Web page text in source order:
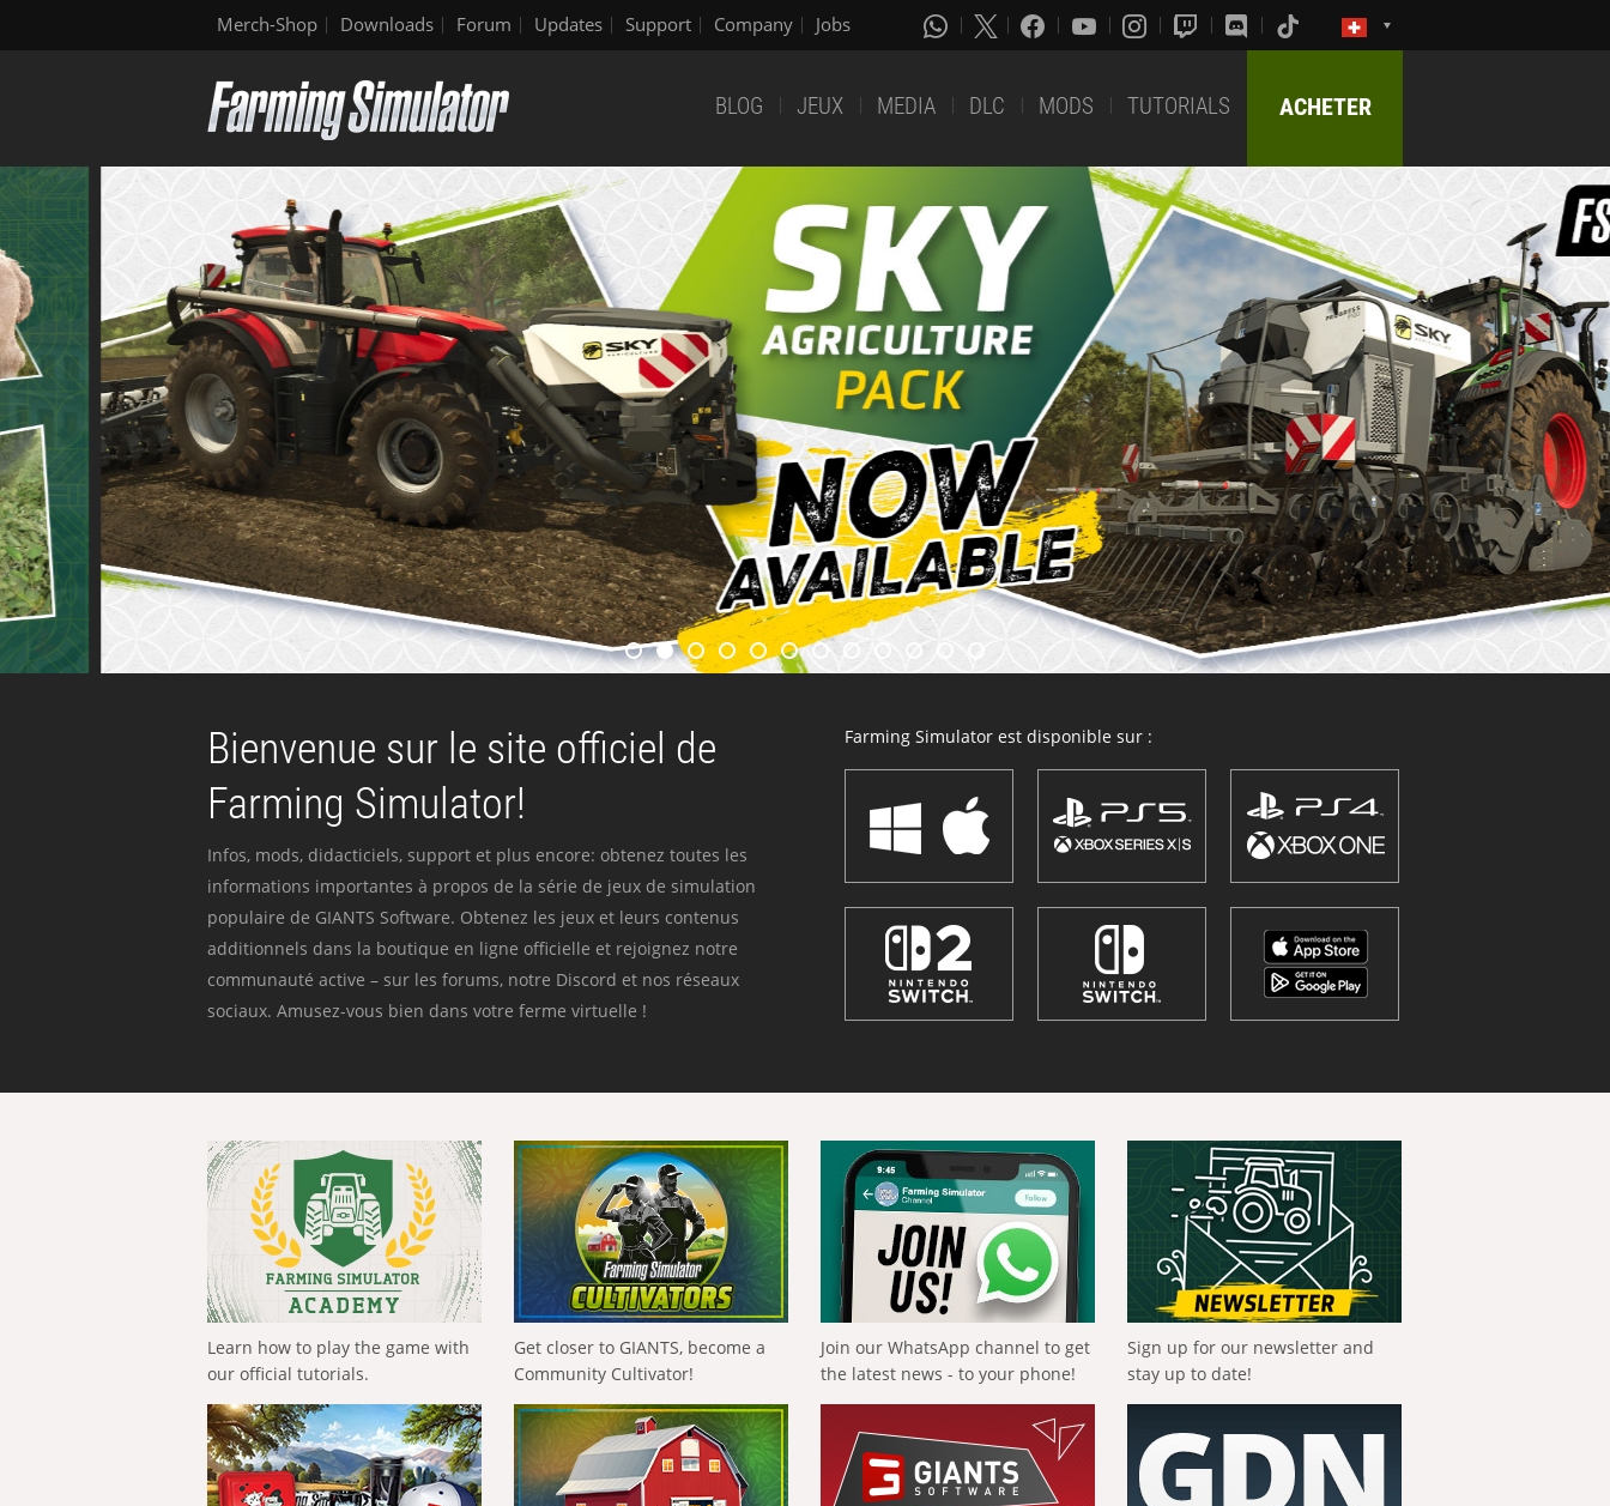
Merch-Shop Downloads Forum Updates Support Company Jobs
BLOG JEUX MEDIA DLC MODS TUTORIALS ACHETER
Bienvenue sur le site officiel de
Farming Simulator!
Infos, mods, didacticiels, support et plus encore: obtenez toutes les
informations importantes à propos de la série de jeux de simulation
populaire de GIANTS Software. Obtenez les jeux et leurs contenus
additionnels dans la boutique en ligne officielle et rejoignez notre
communauté active – sur les forums, notre Discord et nos réseaux
sociaux. Amusez-vous bien dans votre ferme virtuelle !
Farming Simulator est disponible sur :
Learn how to play the game with
our official tutorials.
Get closer to GIANTS, become a
Community Cultivator!
Join our WhatsApp channel to get
the latest news - to your phone!
Sign up for our newsletter and
stay up to date!